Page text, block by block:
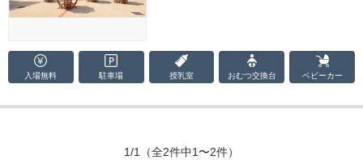
入場無料 駐車場 授乳室 おむつ交換台 ベビーカー
1/1 （全2件中1〜2件）